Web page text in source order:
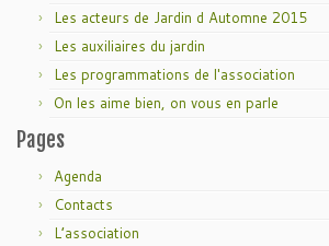
Les acteurs de Jardin d Automne 2015
Les auxiliaires du jardin
Les programmations de l'association
On les aime bien, on vous en parle
Pages
Agenda
Contacts
L’association